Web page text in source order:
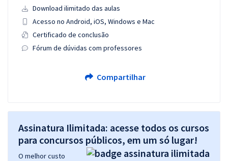
Download ilimitado das aulas
Acesso no Android, iOS, Windows e Mac
Certificado de conclusão
Fórum de dúvidas com professores
Compartilhar
Assinatura Ilimitada: acesse todos os cursos
para concursos públicos, em um só lugar!
O melhor custo